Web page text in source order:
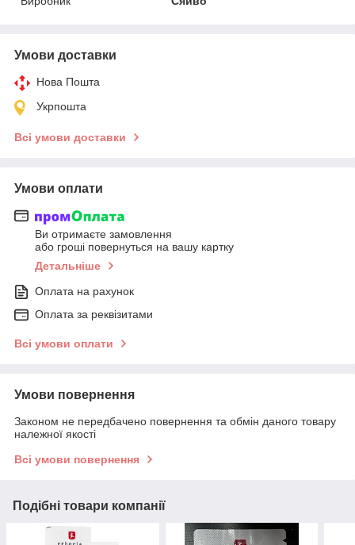
Умови доставки
Нова Пошта
Укрпошта
Всі умови доставки
Умови оплати
Ви отримаєте замовлення
або гроші повернуться на вашу картку
Детальніше
Оплата на рахунок
Оплата за реквізитами
Всі умови оплати
Умови повернення
Законом не передбачено повернення та обмін даного товару
належної якості
Всі умови повернення
Подібні товари компанії